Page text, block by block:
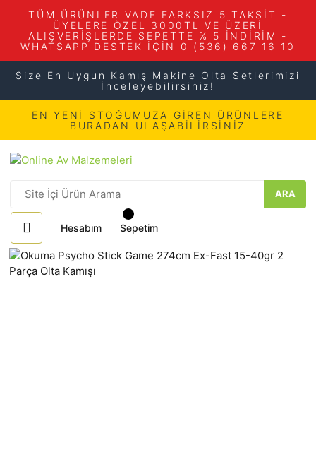
TÜM ÜRÜNLER VADE FARKSIZ 5 TAKSİT -
ÜYELERE ÖZEL 3000TL VE ÜZERİ
ALIŞVERİŞLERDE SEPETTE % 5 İNDİRİM -
WHATSAPP DESTEK İÇİN 0 (536) 667 16 10
Size En Uygun Kamış Makine Olta Setlerimizi
İnceleyebilirsiniz!
EN YENİ STOĞUMUZA GİREN ÜRÜNLERE
BURADAN ULAŞABİLİRSİNİZ
ARA
Hesabım Sepetim